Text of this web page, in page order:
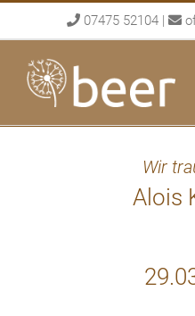
to
content
07475 52104 |
Wir
Alois